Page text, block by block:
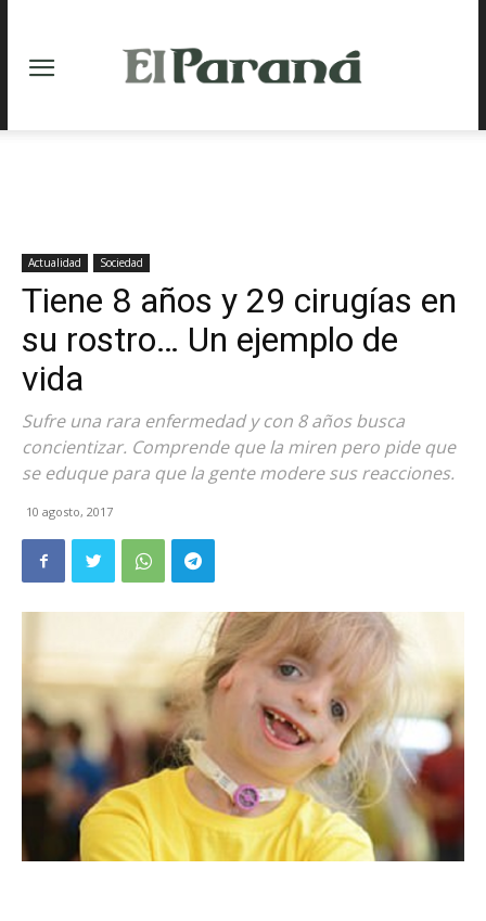
Actualidad Sociedad
Tiene 8 años y 29 cirugías en
su rostro… Un ejemplo de
vida
Sufre una rara enfermedad y con 8 años busca
concientizar. Comprende que la miren pero pide que
se eduque para que la gente modere sus reacciones.
10 agosto, 2017